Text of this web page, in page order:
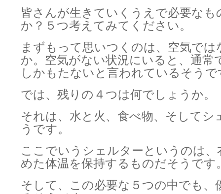
皆さんが生きていくうえで必要なも
か？５つ考えてみてください。
まずもって思いつくのは、空気で
か。空気がない状況にいると、通常
しかもたないと言われているそうで
では、残りの４つは何でしょうか。
それは、水と火、食べ物、そしてシ
うです。
ここでいうシェルターというのは、
めた体温を保持するものだそうです
そして、この必要な５つの中でも、